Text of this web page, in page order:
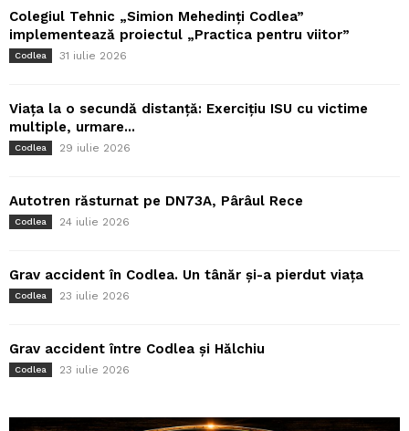
Colegiul Tehnic „Simion Mehedinți Codlea”
implementează proiectul „Practica pentru viitor”
Codlea 31 iulie 2026
Viața la o secundă distanță: Exercițiu ISU cu victime
multiple, urmare...
Codlea 29 iulie 2026
Autotren răsturnat pe DN73A, Pârâul Rece
Codlea 24 iulie 2026
Grav accident în Codlea. Un tânăr și-a pierdut viața
Codlea 23 iulie 2026
Grav accident între Codlea și Hălchiu
Codlea 23 iulie 2026